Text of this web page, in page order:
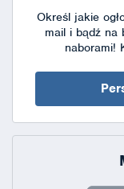
Określ jakie
mail i bądź na
naborami!